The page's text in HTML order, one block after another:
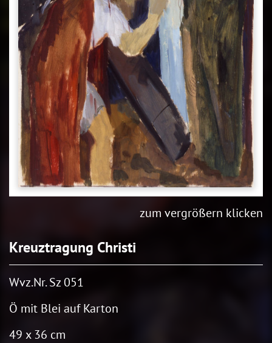
zum vergrößern klicken
Kreuztragung Christi
Wvz.Nr. Sz 051
Ö mit Blei auf Karton
49 x 36 cm